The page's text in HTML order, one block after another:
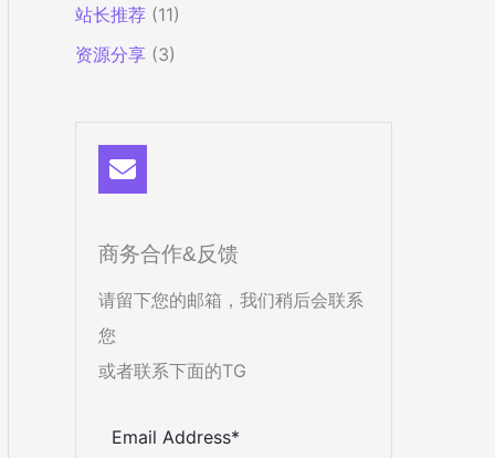
站长推荐 (11)
资源分享 (3)
商务合作&反馈
请留下您的邮箱，我们稍后会联系
您
或者联系下面的TG